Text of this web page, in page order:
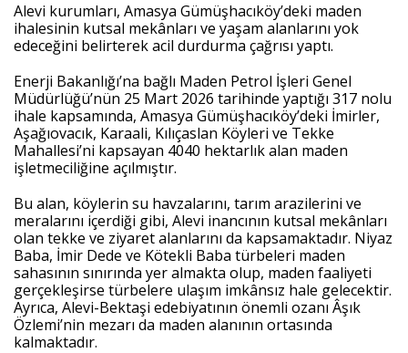
Alevi kurumları, Amasya Gümüşhacıköy’deki maden
ihalesinin kutsal mekânları ve yaşam alanlarını yok
edeceğini belirterek acil durdurma çağrısı yaptı.
Enerji Bakanlığı’na bağlı Maden Petrol İşleri Genel
Müdürlüğü’nün 25 Mart 2026 tarihinde yaptığı 317 nolu
ihale kapsamında, Amasya Gümüşhacıköy’deki İmirler,
Aşağıovacık, Karaali, Kılıçaslan Köyleri ve Tekke
Mahallesi’ni kapsayan 4040 hektarlık alan maden
işletmeciliğine açılmıştır.
Bu alan, köylerin su havzalarını, tarım arazilerini ve
meralarını içerdiği gibi, Alevi inancının kutsal mekânları
olan tekke ve ziyaret alanlarını da kapsamaktadır. Niyaz
Baba, İmir Dede ve Kötekli Baba türbeleri maden
sahasının sınırında yer almakta olup, maden faaliyeti
gerçekleşirse türbelere ulaşım imkânsız hale gelecektir.
Ayrıca, Alevi-Bektaşi edebiyatının önemli ozanı Âşık
Özlemi’nin mezarı da maden alanının ortasında
kalmaktadır.
Haberin Doğru Adresi.